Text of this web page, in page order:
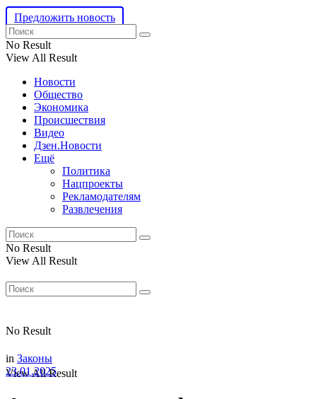
Предложить новость
No Result
View All Result
Новости
Общество
Экономика
Происшествия
Видео
Дзен.Новости
Ещё
Политика
Нацпроекты
Рекламодателям
Развлечения
No Result
View All Result
No Result
View All Result
in Законы
23.01.2025